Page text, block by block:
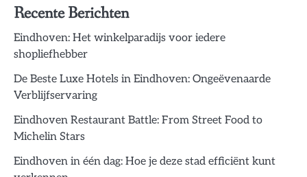
Recente Berichten
Eindhoven: Het winkelparadijs voor iedere
shopliefhebber
De Beste Luxe Hotels in Eindhoven: Ongeëvenaarde
Verblijfservaring
Eindhoven Restaurant Battle: From Street Food to
Michelin Stars
Eindhoven in één dag: Hoe je deze stad efficiënt kunt